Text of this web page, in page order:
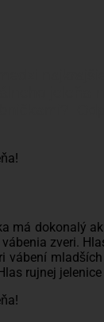
má dokonalý
zveri.
rujnej